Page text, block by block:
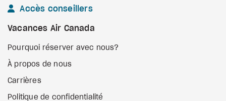
Accès conseillers
Vacances Air Canada
Pourquoi réserver avec nous?
À propos de nous
Carrières
Politique de confidentialité